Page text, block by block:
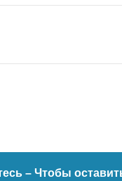
– Чтобы